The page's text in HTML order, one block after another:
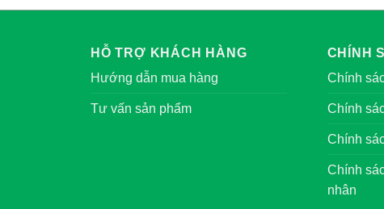
HỖ TRỢ KHÁCH HÀNG
Hướng dẫn mua hàng
Tư vấn sản phẩm
CHÍNH
Chính
Chính
Chính
Chính
nhân